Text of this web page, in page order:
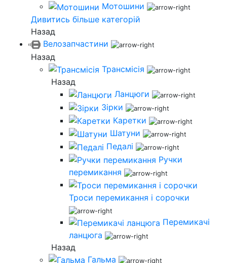
Мотошини
Дивитись більше категорій
Назад
Велозапчастини
Назад
Трансмісія
Назад
Ланцюги
Зірки
Каретки
Шатуни
Педалі
Ручки
перемикання
Троси перемикання і сорочки
Перемикачі
ланцюга
Назад
Гальма